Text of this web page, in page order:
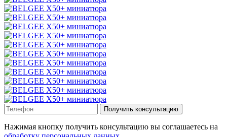
Получить консультацию
Нажимая кнопку получить консультацию вы соглашаетесь на